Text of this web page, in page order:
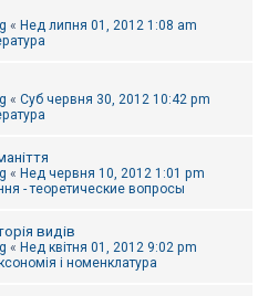
« Нед липня 01, 2012 1:08 am
« Суб червня 30, 2012 10:42 pm
« Нед червня 10, 2012 1:01 pm
- теоретические вопросы
видів
« Нед квітня 01, 2012 9:02 pm
і номенклатура